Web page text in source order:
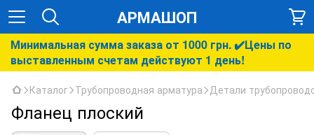
АРМАШОП
Минимальная сумма заказа от 1000 грн. ✔️Цены по
выставленным счетам действуют 1 день!
Каталог Трубопроводная арматура Детали
Фланец плоский